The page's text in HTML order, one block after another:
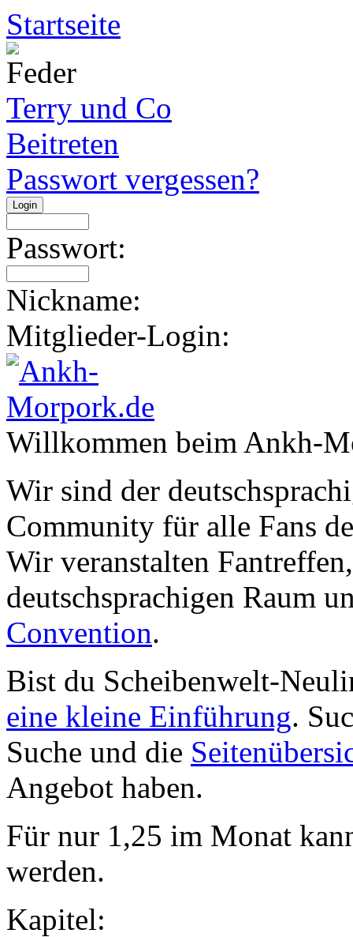
Startseite
Terry und Co
Beitreten
Passwort vergessen?
Passwort:
Nickname:
Mitglieder-Login:
Willkommen beim Ankh-
Wir sind der
Community für alle Fans
Wir veranstalten
deutschsprachigen Raum
Convention.
Bist du Scheibenwelt-
eine kleine Einführung.
Suche und die
Angebot haben.
Für nur 1,25 im Monat
werden.
Kapitel: